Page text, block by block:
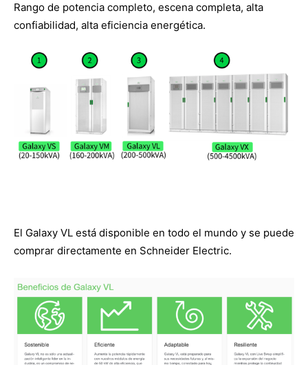
Rango de potencia completo, escena completa, alta
confiabilidad, alta eficiencia energética.
El Galaxy VL está disponible en todo el mundo y se puede
comprar directamente en Schneider Electric.